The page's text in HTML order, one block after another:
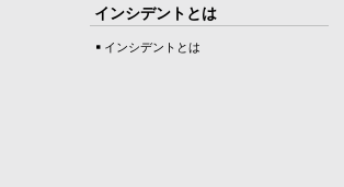
インシデントとは
インシデントとは